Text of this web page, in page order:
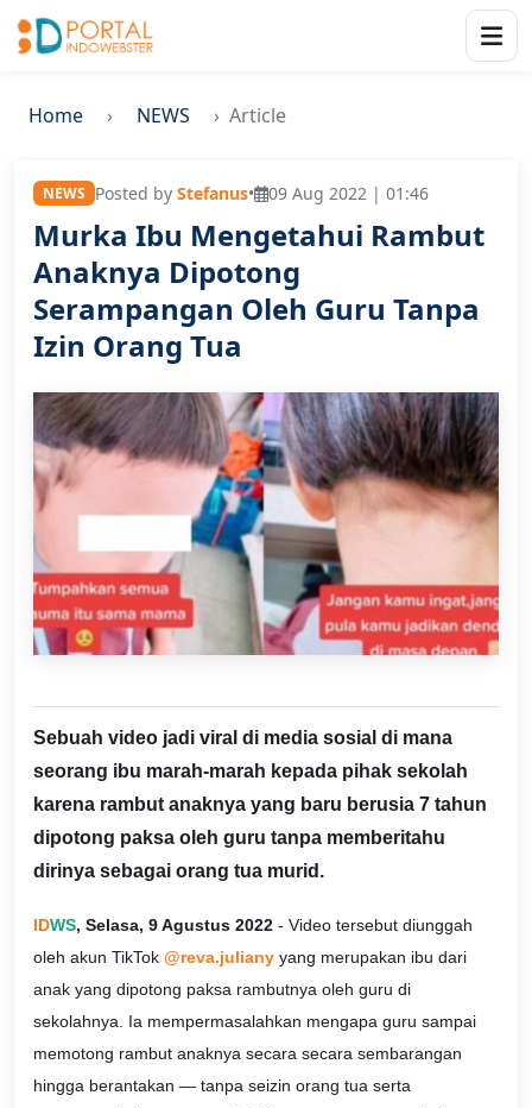
Home NEWS Article
NEWS Posted by Stefanus• 09 Aug 2022 | 01:46
Murka Ibu Mengetahui Rambut
Anaknya Dipotong
Serampangan Oleh Guru Tanpa
Izin Orang Tua
Sebuah video jadi viral di media sosial di mana
seorang ibu marah-marah kepada pihak sekolah
karena rambut anaknya yang baru berusia 7 tahun
dipotong paksa oleh guru tanpa memberitahu
dirinya sebagai orang tua murid.
IDWS, Selasa, 9 Agustus 2022 - Video tersebut diunggah
oleh akun TikTok @reva.juliany yang merupakan ibu dari
anak yang dipotong paksa rambutnya oleh guru di
sekolahnya. Ia mempermasalahkan mengapa guru sampai
memotong rambut anaknya secara secara sembarangan
hingga berantakan — tanpa seizin orang tua serta